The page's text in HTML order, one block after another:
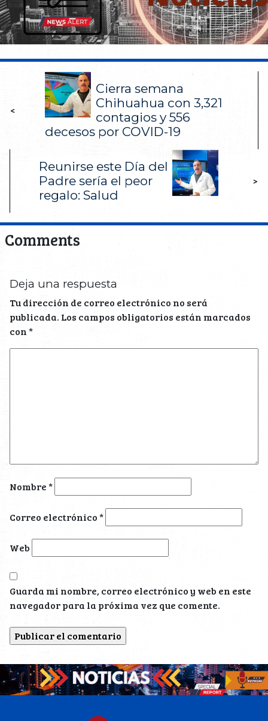
<
Cierra semana
Chihuahua con 3,321
contagios y 556
decesos por COVID-19
Reunirse este Día del
Padre sería el peor
regalo: Salud
>
Comments
Deja una respuesta
Tu dirección de correo electrónico no será
publicada. Los campos obligatorios están marcados
con*
Nombre*
Correo electrónico*
Web
Guarda mi nombre, correo electrónico y web en este
navegador para la próxima vez que comente.